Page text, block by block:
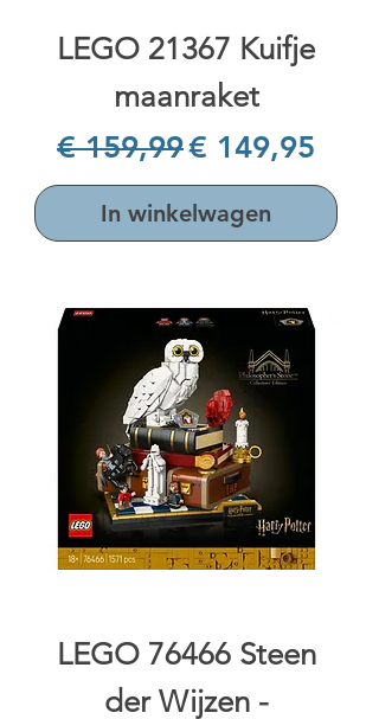
LEGO 21367 Kuifje
maanraket
Normale prijs
€ 159,99Verkoopprijs
€ 149,95
In winkelwagen
LEGO 76466 Steen
der Wijzen -